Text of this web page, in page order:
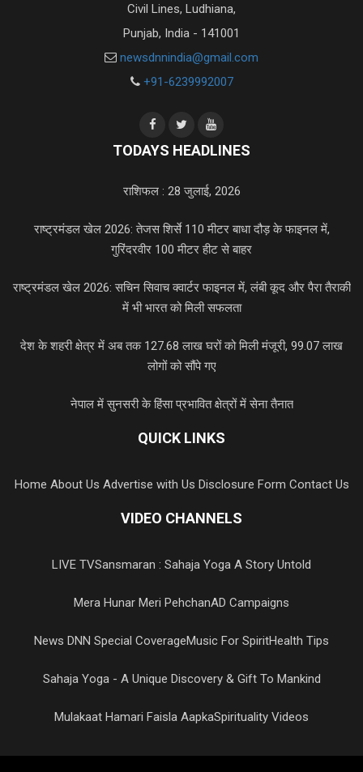
Civil Lines, Ludhiana,
Punjab, India - 141001
newsdnnindia@gmail.com
+91-6239992007
TODAYS HEADLINES
राशिफल : 28 जुलाई, 2026
राष्ट्रमंडल खेल 2026: तेजस शिर्से 110 मीटर बाधा दौड़ के फाइनल में,
गुरिंदरवीर 100 मीटर हीट से बाहर
राष्ट्रमंडल खेल 2026: सचिन सिवाच क्वार्टर फाइनल में, लंबी कूद और पैरा तैराकी
में भी भारत को मिली सफलता
देश के शहरी क्षेत्र में अब तक 127.68 लाख घरों को मिली मंजूरी, 99.07 लाख
लोगों को सौंपे गए
नेपाल में सुनसरी के हिंसा प्रभावित क्षेत्रों में सेना तैनात
QUICK LINKS
Home About Us Advertise with Us Disclosure Form Contact Us
VIDEO CHANNELS
LIVE TVSansmaran : Sahaja Yoga A Story Untold
Mera Hunar Meri PehchanAD Campaigns
News DNN Special CoverageMusic For SpiritHealth Tips
Sahaja Yoga - A Unique Discovery & Gift To Mankind
Mulakaat Hamari Faisla AapkaSpirituality Videos